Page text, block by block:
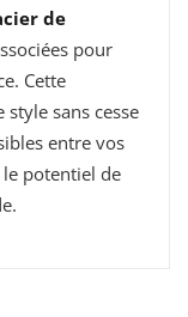
de
pour
Cette
sans cesse
entre vos
potentiel de